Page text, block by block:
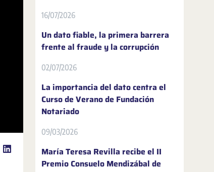
16/07/2026
Un dato fiable, la primera barrera
frente al fraude y la corrupción
02/07/2026
La importancia del dato centra el
Curso de Verano de Fundación
Notariado
09/03/2026
María Teresa Revilla recibe el II
Premio Consuelo Mendizábal de